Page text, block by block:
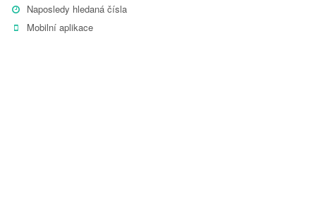
Naposledy hledaná čísla
Mobilní aplikace